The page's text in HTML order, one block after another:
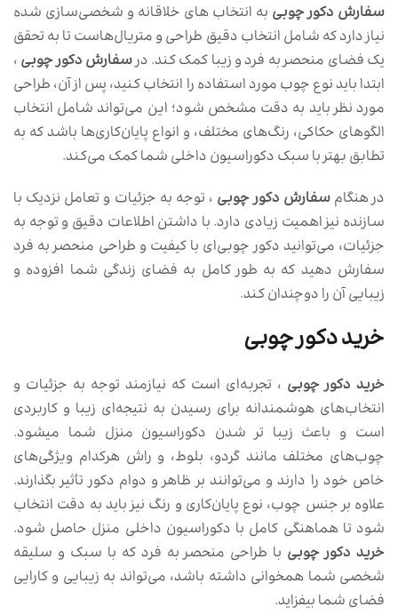
سفارش دکور چوبی به انتخاب های خلاقانه و شخصی‌سازی شده
نیاز دارد که شامل انتخاب دقیق طراحی و متریال‌هاست تا به تحقق
یک فضای منحصر به فرد و زیبا کمک کند. درسفارش دکور چوبی ،
ابتدا باید نوع چوب مورد استفاده را انتخاب کنید، پس از آن، طراحی
مورد نظر باید به دقت مشخص شود؛ این می‌تواند شامل انتخاب
الگوهای حکاکی، رنگ‌های مختلف، و انواع پایان‌کاری‌ها باشد که به
تطابق بهتر با سبک دکوراسیون داخلی شما کمک می‌کند.
در هنگامسفارش دکور چوبی ، توجه به جزئیات و تعامل نزدیک با
سازنده نیز اهمیت زیادی دارد. با داشتن اطلاعات دقیق و توجه به
جزئیات، می‌توانید دکور چوبی‌ای با کیفیت و طراحی منحصر به فرد
سفارش دهید که به طور کامل به فضای زندگی شما افزوده و
زیبایی آن را دوچندان کند.
خرید دکور چوبی
خرید دکور چوبی ، تجربه‌ای است که نیازمند توجه به جزئیات و
انتخاب‌های هوشمندانه برای رسیدن به نتیجه‌ای زیبا و کاربردی
است و باعث زیبا تر شدن دکوراسیون منزل شما میشود.
چوب‌های مختلف مانند گردو، بلوط، و راش هرکدام ویژگی‌های
خاص خود را دارند و می‌توانند بر ظاهر و دوام دکور تأثیر بگذارند.
علاوه بر جنس چوب، نوع پایان‌کاری و رنگ نیز باید به دقت انتخاب
شود تا هماهنگی کامل با دکوراسیون داخلی منزل حاصل شود.
خرید دکور چوبی با طراحی منحصر به فرد که با سبک و سلیقه
شخصی شما همخوانی داشته باشد، می‌تواند به زیبایی و کارایی
فضای شما بیفزاید.